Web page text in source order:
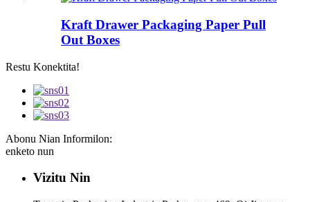
Kraft Drawer Packaging Paper Pull
Out Boxes
Restu Konektita!
Abonu Nian Informilon:
enketo nun
Vizitu Nin